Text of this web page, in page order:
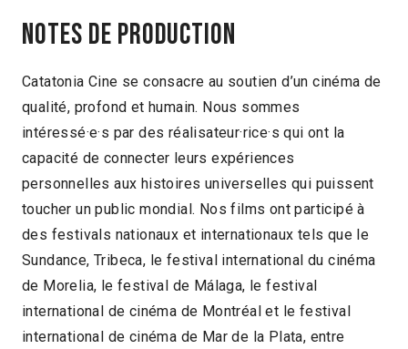
Notes de production
Catatonia Cine se consacre au soutien d’un cinéma de
qualité, profond et humain. Nous sommes
intéressé·e·s par des réalisateur·rice·s qui ont la
capacité de connecter leurs expériences
personnelles aux histoires universelles qui puissent
toucher un public mondial. Nos films ont participé à
des festivals nationaux et internationaux tels que le
Sundance, Tribeca, le festival international du cinéma
de Morelia, le festival de Málaga, le festival
international de cinéma de Montréal et le festival
international de cinéma de Mar de la Plata, entre